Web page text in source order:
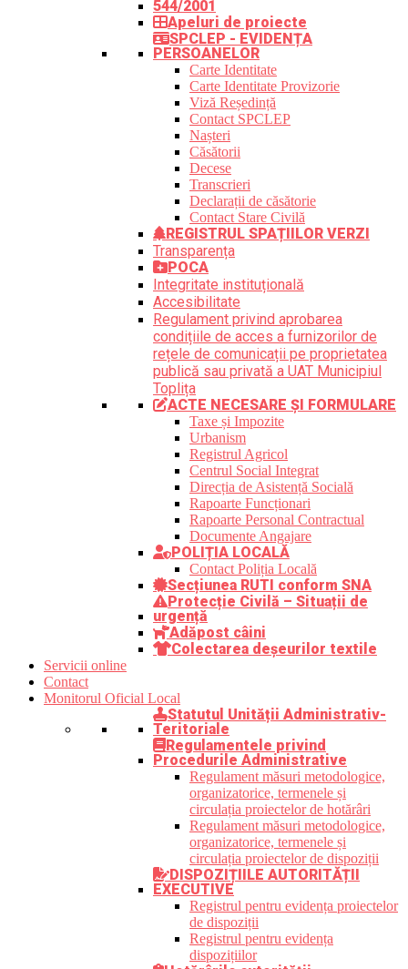
544/2001
Apeluri de proiecte
SPCLEP - EVIDENȚA
PERSOANELOR
Carte Identitate
Carte Identitate Provizorie
Viză Reședință
Contact SPCLEP
Nașteri
Căsătorii
Decese
Transcrieri
Declarații de căsătorie
Contact Stare Civilă
REGISTRUL SPAȚIILOR VERZI
Transparența
POCA
Integritate instituțională
Accesibilitate
Regulament privind aprobarea
condițiile de acces a furnizorilor de
rețele de comunicații pe proprietatea
publică sau privată a UAT Municipiul
Toplița
ACTE NECESARE ȘI FORMULARE
Taxe și Impozite
Urbanism
Registrul Agricol
Centrul Social Integrat
Direcția de Asistență Socială
Rapoarte Funcționari
Rapoarte Personal Contractual
Documente Angajare
POLIȚIA LOCALĂ
Contact Poliția Locală
Secțiunea RUTI conform SNA
Protecție Civilă – Situații de
urgență
Adăpost câini
Colectarea deșeurilor textile
Servicii online
Contact
Monitorul Oficial Local
Statutul Unității Administrativ-
Teritoriale
Regulamentele privind
Procedurile Administrative
Regulament măsuri metodologice,
organizatorice, termenele și
circulația proiectelor de hotărâri
Regulament măsuri metodologice,
organizatorice, termenele și
circulația proiectelor de dispoziții
DISPOZIȚIILE AUTORITĂȚII
EXECUTIVE
Registrul pentru evidența proiectelor
de dispoziții
Registrul pentru evidența
dispozițiilor